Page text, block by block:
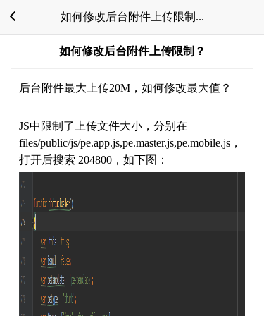
如何修改后台附件上传限制...
如何修改后台附件上传限制？
后台附件最大上传20M，如何修改最大值？
JS中限制了上传文件大小，分别在
files/public/js/pe.app.js,pe.master.js,pe.mobile.js，
打开后搜索 204800，如下图：